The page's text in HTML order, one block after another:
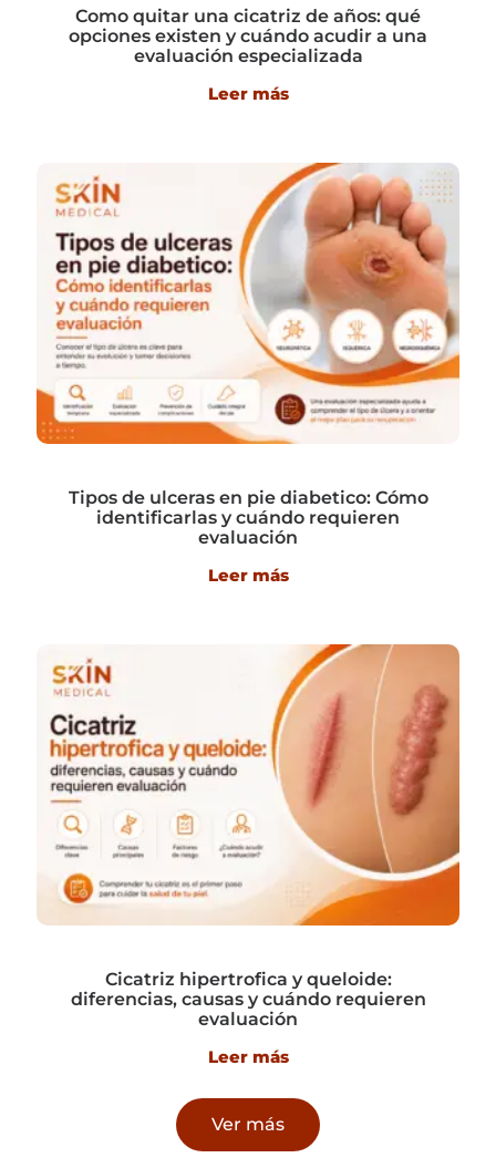
Como quitar una cicatriz de años: qué
opciones existen y cuándo acudir a una
evaluación especializada
Leer más
Tipos de ulceras en pie diabetico: Cómo
identificarlas y cuándo requieren
evaluación
Leer más
Cicatriz hipertrofica y queloide:
diferencias, causas y cuándo requieren
evaluación
Leer más
Ver más